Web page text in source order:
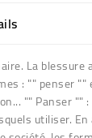
La
: "" penser
"" Panser ""
utiliser.